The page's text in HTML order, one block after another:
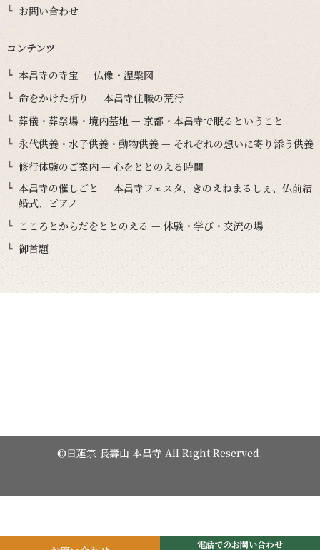
電話でのお問い合わせ
お問い合わせ
コンテンツ
本昌寺の寺宝 — 仏像・涅槃図
命をかけた祈り — 本昌寺住職の荒行
葬儀・葬祭場・境内墓地 — 京都・本昌寺で眠るということ
永代供養・水子供養・動物供養 — それぞれの想いに寄り添う供養
修行体験のご案内 — 心をととのえる時間
本昌寺の催しごと — 本昌寺フェスタ、きのえねまるしぇ、仏前結
婚式、ピアノ
こころとからだをととのえる — 体験・学び・交流の場
御首題
©日蓮宗 長壽山 本昌寺 All Right Reserved.